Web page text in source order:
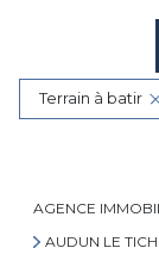
Terrain à batir
AGENCE
AUDUN LE